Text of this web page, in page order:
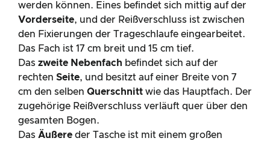
werden können. Eines befindet sich mittig auf der
Vorderseite, und der Reißverschluss ist zwischen
den Fixierungen der Trageschlaufe eingearbeitet.
Das Fach ist 17 cm breit und 15 cm tief.
Das zweite Nebenfach befindet sich auf der
rechten Seite, und besitzt auf einer Breite von 7
cm den selben Querschnitt wie das Hauptfach. Der
zugehörige Reißverschluss verläuft quer über den
gesamten Bogen.
Das Äußere der Tasche ist mit einem großen